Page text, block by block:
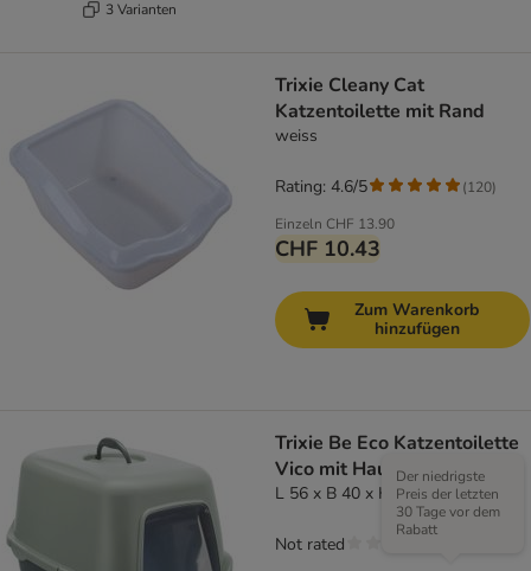
3 Varianten
Trixie Cleany Cat
Katzentoilette mit Rand
weiss
Einzeln CHF 13.90
CHF 10.43
Rating: 4.6/5 (120)
Zum Warenkorb
hinzufügen
Trixie Be Eco Katzentoilette
Vico mit Haube
L 56 x B 40 x H 40 cm
Der niedrigste
Preis der letzten
30 Tage vor dem
Rabatt
Not rated